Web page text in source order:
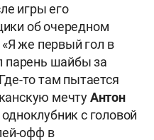
игры его
об очередном
же первый гол в
парень шайбы за
то там пытается
мечтуАнтон
с головой
офф в